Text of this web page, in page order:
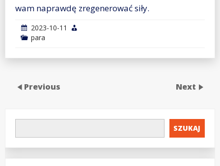
wam naprawdę zregenerować siły.
2023-10-11
para
Previous Next
SZUKAJ